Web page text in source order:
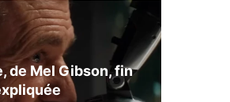
de Mel Gibson, fin